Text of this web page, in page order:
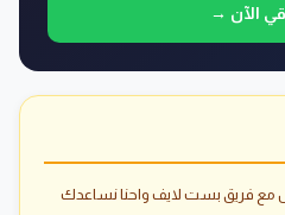
الآن →
مع فريق بست لايف واحنا نساعدك